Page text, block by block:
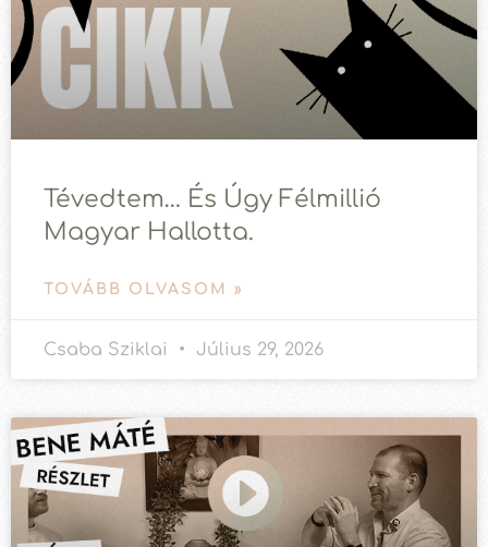
Tévedtem… És Úgy Félmillió
Magyar Hallotta.
TOVÁBB OLVASOM »
Csaba Sziklai Július 29, 2026